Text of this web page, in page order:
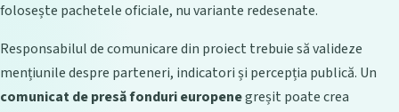
folosește pachetele oficiale, nu variante redesenate.
Responsabilul de comunicare din proiect trebuie să valideze
mențiunile despre parteneri, indicatori și percepția publică. Un
comunicat de presă fonduri europenegreșit poate crea